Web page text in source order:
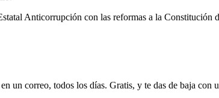
Anticorrupción con las reformas a la Constitución
un correo, todos los días. Gratis, y te das de baja con